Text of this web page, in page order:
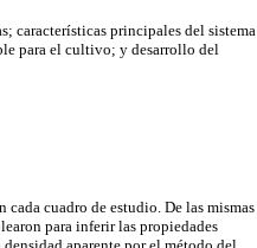
características principales del sistema
para el cultivo; y desarrollo del
cada cuadro de estudio. De las mismas
para inferir las propiedades